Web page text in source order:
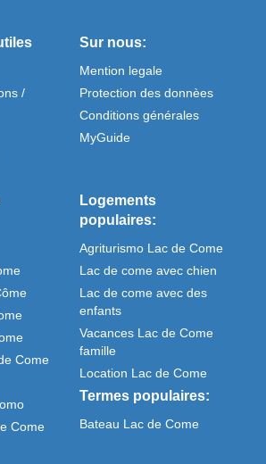
/
Sur nous:
Mention legale
Protection des donnèes
Conditions générales
MyGuide
Come
Come
Logements
populaires:
Agriturismo Lac de Come
Lac de come avec chien
Lac de come avec des
enfants
Vacances Lac de Come
famille
Location Lac de Come
Termes populaires:
Bateau Lac de Come